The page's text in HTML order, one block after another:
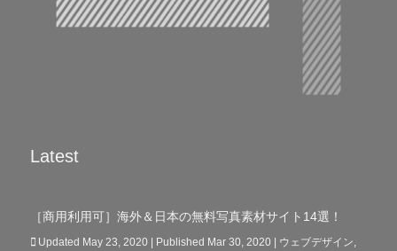
Latest
［商用利用可］海外＆日本の無料写真素材サイト14選！
Updated May 23, 2020 | Published Mar 30, 2020| ウェブデザイン